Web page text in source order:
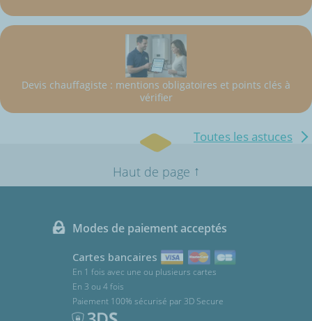
Devis chauffagiste : mentions obligatoires et points clés à
vérifier
Toutes les astuces
Haut de page ↑
Modes de paiement acceptés
Cartes bancaires
En 1 fois avec une ou plusieurs cartes
En 3 ou 4 fois
Paiement 100% sécurisé par 3D Secure